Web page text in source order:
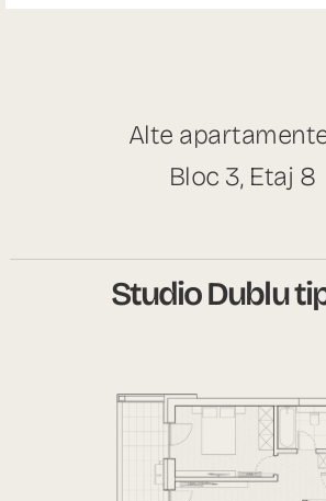
Alte
Bloc 3, Etaj 8
Studio Dublu tip